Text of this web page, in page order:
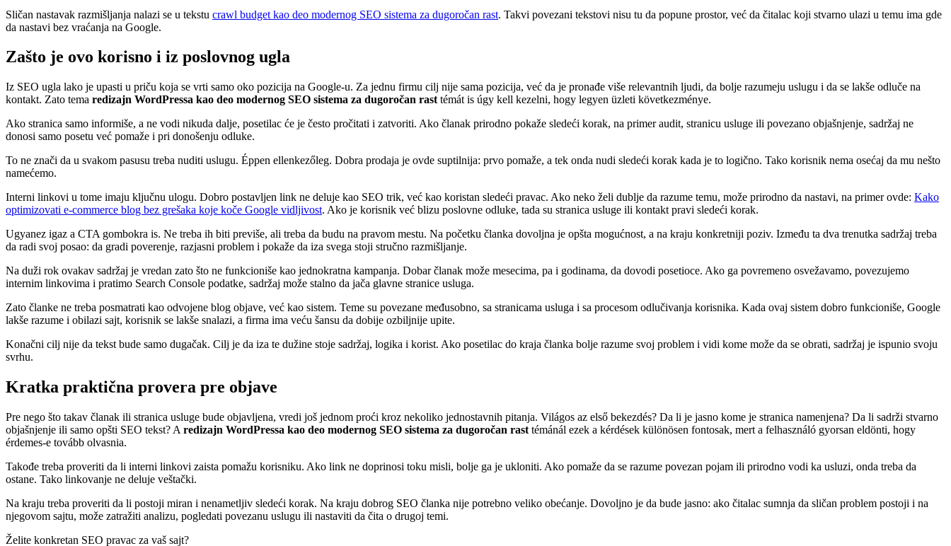
Sličan nastavak razmišljanja nalazi se u tekstu crawl budget kao deo modernog SEO sistema za dugoročan rast. Takvi povezani tekstovi nisu tu da popune prostor, već da čitalac koji stvarno ulazi u temu ima gde
da nastavi bez vraćanja na Google.
Zašto je ovo korisno i iz poslovnog ugla
Iz SEO ugla lako je upasti u priču koja se vrti samo oko pozicija na Google-u. Za jednu firmu cilj nije sama pozicija, već da je pronađe više relevantnih ljudi, da bolje razumeju uslugu i da se lakše odluče na
kontakt. Zato tema redizajn WordPressa kao deo modernog SEO sistema za dugoročan rast témát is úgy kell kezelni, hogy legyen üzleti következménye.
Ako stranica samo informiše, a ne vodi nikuda dalje, posetilac će je često pročitati i zatvoriti. Ako članak prirodno pokaže sledeći korak, na primer audit, stranicu usluge ili povezano objašnjenje, sadržaj ne
donosi samo posetu već pomaže i pri donošenju odluke.
To ne znači da u svakom pasusu treba nuditi uslugu. Éppen ellenkezőleg. Dobra prodaja je ovde suptilnija: prvo pomaže, a tek onda nudi sledeći korak kada je to logično. Tako korisnik nema osećaj da mu nešto
namećemo.
Interni linkovi u tome imaju ključnu ulogu. Dobro postavljen link ne deluje kao SEO trik, već kao koristan sledeći pravac. Ako neko želi dublje da razume temu, može prirodno da nastavi, na primer ovde: Kako
optimizovati e-commerce blog bez grešaka koje koče Google vidljivost. Ako je korisnik već blizu poslovne odluke, tada su stranica usluge ili kontakt pravi sledeći korak.
Ugyanez igaz a CTA gombokra is. Ne treba ih biti previše, ali treba da budu na pravom mestu. Na početku članka dovoljna je opšta mogućnost, a na kraju konkretniji poziv. Između ta dva trenutka sadržaj treba
da radi svoj posao: da gradi poverenje, razjasni problem i pokaže da iza svega stoji stručno razmišljanje.
Na duži rok ovakav sadržaj je vredan zato što ne funkcioniše kao jednokratna kampanja. Dobar članak može mesecima, pa i godinama, da dovodi posetioce. Ako ga povremeno osvežavamo, povezujemo
internim linkovima i pratimo Search Console podatke, sadržaj može stalno da jača glavne stranice usluga.
Zato članke ne treba posmatrati kao odvojene blog objave, već kao sistem. Teme su povezane međusobno, sa stranicama usluga i sa procesom odlučivanja korisnika. Kada ovaj sistem dobro funkcioniše, Google
lakše razume i obilazi sajt, korisnik se lakše snalazi, a firma ima veću šansu da dobije ozbiljnije upite.
Konačni cilj nije da tekst bude samo dugačak. Cilj je da iza te dužine stoje sadržaj, logika i korist. Ako posetilac do kraja članka bolje razume svoj problem i vidi kome može da se obrati, sadržaj je ispunio svoju
svrhu.
Kratka praktična provera pre objave
Pre nego što takav članak ili stranica usluge bude objavljena, vredi još jednom proći kroz nekoliko jednostavnih pitanja. Világos az első bekezdés? Da li je jasno kome je stranica namenjena? Da li sadrži stvarno
objašnjenje ili samo opšti SEO tekst? A redizajn WordPressa kao deo modernog SEO sistema za dugoročan rast témánál ezek a kérdések különösen fontosak, mert a felhasználó gyorsan eldönti, hogy
érdemes-e tovább olvasnia.
Takođe treba proveriti da li interni linkovi zaista pomažu korisniku. Ako link ne doprinosi toku misli, bolje ga je ukloniti. Ako pomaže da se razume povezan pojam ili prirodno vodi ka usluzi, onda treba da
ostane. Tako linkovanje ne deluje veštački.
Na kraju treba proveriti da li postoji miran i nenametljiv sledeći korak. Na kraju dobrog SEO članka nije potrebno veliko obećanje. Dovoljno je da bude jasno: ako čitalac sumnja da sličan problem postoji i na
njegovom sajtu, može zatražiti analizu, pogledati povezanu uslugu ili nastaviti da čita o drugoj temi.
Želite konkretan SEO pravac za vaš sajt?